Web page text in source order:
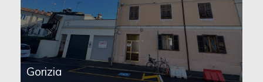
Gorizia